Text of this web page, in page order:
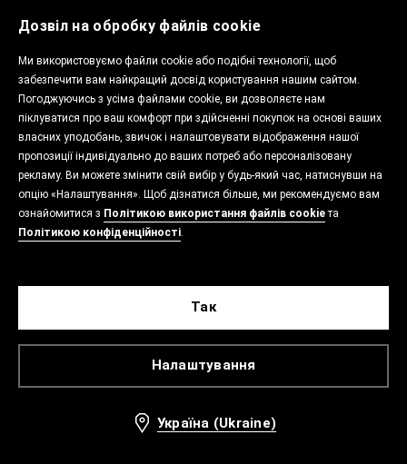
Дозвіл на обробку файлів cookie
Ми використовуємо файли cookie або подібні технології, щоб
забезпечити вам найкращий досвід користування нашим сайтом.
Погоджуючись з усіма файлами cookie, ви дозволяєте нам
піклуватися про ваш комфорт при здійсненні покупок на основі ваших
власних уподобань, звичок і налаштовувати відображення нашої
пропозиції індивідуально до ваших потреб або персоналізовану
рекламу. Ви можете змінити свій вибір у будь-який час, натиснувши на
опцію «Налаштування». Щоб дізнатися більше, ми рекомендуємо вам
ознайомитися з Політикою використання файлів cookieта
Політикою конфіденційності.
Налаштування
Так
Україна (Ukraine)